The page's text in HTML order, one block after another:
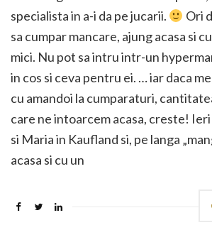
specialista in a-i da pe jucarii.
Ori
sa cumpar mancare, ajung acasa si
mici. Nu pot sa intru intr-un
in cos si ceva pentru ei. … iar daca
cu amandoi la cumparaturi,
care ne intoarcem acasa, creste!
si Maria in Kaufland si, pe langa
acasa si cu un